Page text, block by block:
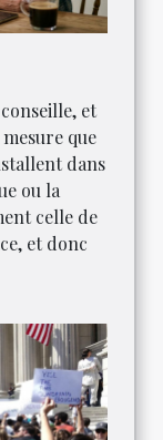
et
que
dans
ou la
celle de
et donc